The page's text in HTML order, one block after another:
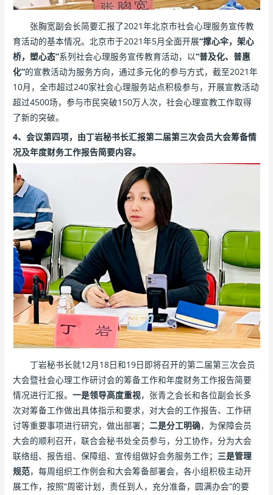
张胸宽副会长简要汇报了2021年北京市社会心理服务宣传教
育活动的基本情况。北京市于2021年5月全面开展“撑心伞，架心
桥，塑心态”系列社会心理服务宣传教育活动，以“普及化、普惠
化”的宣教活动为服务方向，通过多元化的参与方式，截至2021年
10月，全市超过240家社会心理服务站点积极参与，开展宣教活动
超过4500场，参与市民突破150万人次，社会心理宣教工作取得
了新的突破。
4、会议第四项，由丁岩秘书长汇报第二届第三次会员大会筹备情
况及年度财务工作报告简要内容。
丁岩秘书长就12月18日和19日即将召开的第二届第三次会员
大会暨社会心理工作研讨会的筹备工作和年度财务工作报告简要
情况进行汇报。一是领导高度重视，张青之会长和各位副会长多
次对筹备工作做出具体指示和要求，对大会的工作报告、工作研
讨等重要事项进行研究，做出部署；二是分工明确，为保障会员
大会的顺利召开，联合会秘书处全员参与，分工协作，分为大会
联络组、报告组、保障组、宣传组做好会务服务工作； 三是管理
规范，每周组织工作例会和大会筹备部署会，各小组积极主动开
展工作，按照“周密计划，责任到人，充分准备，圆满办会”的要